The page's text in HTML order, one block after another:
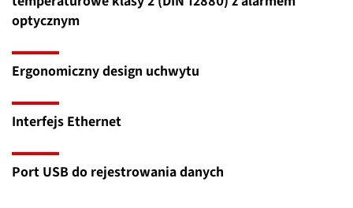
optycznym
Ergonomiczny design uchwytu
Interfejs Ethernet
Port USB do rejestrowania danych